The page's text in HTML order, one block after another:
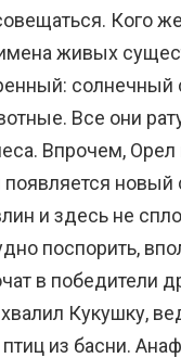
Кого
живых
солнечный
Все они
Впрочем,
и здесь не
поспорить,
в победители
Кукушку,
из басни.